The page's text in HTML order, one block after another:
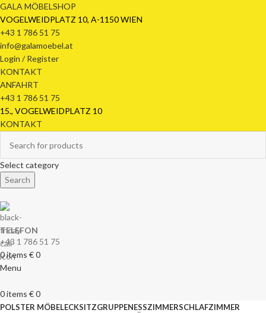
GALA MÖBELSHOP
VOGELWEIDPLATZ 10, A-1150 WIEN
+43 1 786 51 75
info@galamoebel.at
Login / Register
KONTAKT
ANFAHRT
+43 1 786 51 75
15., VOGELWEIDPLATZ 10
KONTAKT
Select category
Search
TELEFON
+43 1 786 51 75
0items €0
Menu
0items €0
POLSTER MÖBELECKSITZGRUPPENESSZIMMERSCHLAFZIMMER